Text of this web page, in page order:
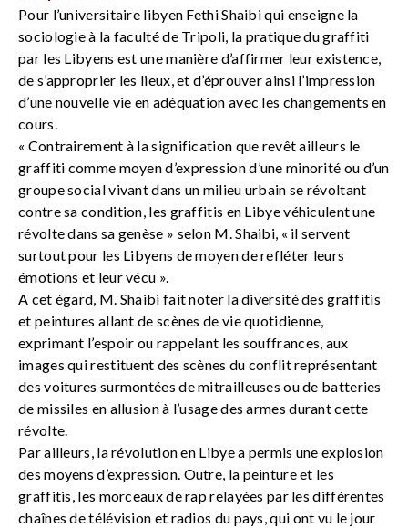
Pour l’universitaire libyen Fethi Shaibi qui enseigne la
sociologie à la faculté de Tripoli, la pratique du graffiti
par les Libyens est une manière d’affirmer leur existence,
de s’approprier les lieux, et d’éprouver ainsi l’impression
d’une nouvelle vie en adéquation avec les changements en
cours.
« Contrairement à la signification que revêt ailleurs le
graffiti comme moyen d’expression d’une minorité ou d’un
groupe social vivant dans un milieu urbain se révoltant
contre sa condition, les graffitis en Libye véhiculent une
révolte dans sa genèse » selon M. Shaibi, « il servent
surtout pour les Libyens de moyen de refléter leurs
émotions et leur vécu ».
A cet égard, M. Shaibi fait noter la diversité des graffitis
et peintures allant de scènes de vie quotidienne,
exprimant l’espoir ou rappelant les souffrances, aux
images qui restituent des scènes du conflit représentant
des voitures surmontées de mitrailleuses ou de batteries
de missiles en allusion à l’usage des armes durant cette
révolte.
Par ailleurs, la révolution en Libye a permis une explosion
des moyens d’expression. Outre, la peinture et les
graffitis, les morceaux de rap relayées par les différentes
chaînes de télévision et radios du pays, qui ont vu le jour